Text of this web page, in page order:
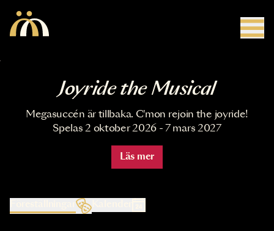
Joyride the Musical
Megasuccén är tillbaka. C'mon rejoin the joyride!
Spelas 2 oktober 2026 - 7 mars 2027
Läs mer
Kalender